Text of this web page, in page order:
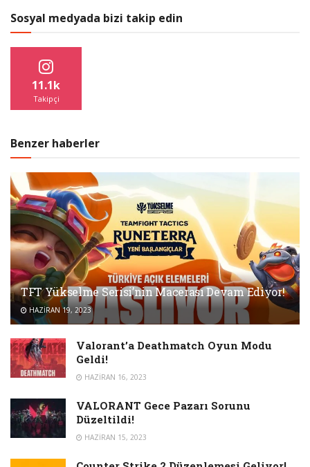
Sosyal medyada bizi takip edin
11.1k
Takipçi
Benzer haberler
TFT Yükselme Serisi’nin Macerası Devam Ediyor!
HAZIRAN 19, 2023
Valorant’a Deathmatch Oyun Modu
Geldi!
HAZIRAN 16, 2023
VALORANT Gece Pazarı Sorunu
Düzeltildi!
HAZIRAN 15, 2023